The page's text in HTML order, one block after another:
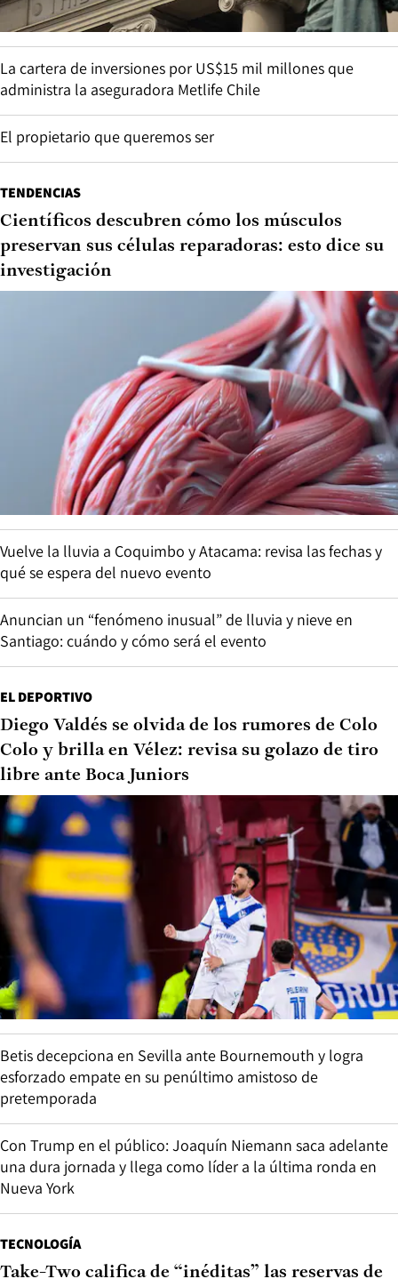
La cartera de inversiones por US$15 mil millones que
administra la aseguradora Metlife Chile
El propietario que queremos ser
TENDENCIAS
Científicos descubren cómo los músculos
preservan sus células reparadoras: esto dice su
investigación
Vuelve la lluvia a Coquimbo y Atacama: revisa las fechas y
qué se espera del nuevo evento
Anuncian un “fenómeno inusual” de lluvia y nieve en
Santiago: cuándo y cómo será el evento
EL DEPORTIVO
Diego Valdés se olvida de los rumores de Colo
Colo y brilla en Vélez: revisa su golazo de tiro
libre ante Boca Juniors
Betis decepciona en Sevilla ante Bournemouth y logra
esforzado empate en su penúltimo amistoso de
pretemporada
Con Trump en el público: Joaquín Niemann saca adelante
una dura jornada y llega como líder a la última ronda en
Nueva York
TECNOLOGÍA
Take-Two califica de “inéditas” las reservas de